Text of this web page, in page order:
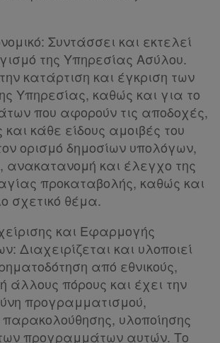
34
Β΄ [-]
36 [-]
37 [-]
Συντάσσει και εκτελεί
της Υπηρεσίας Ασύλου.
κατάρτιση και έγκριση των
Υπηρεσίας, καθώς και για το
που αφορούν τις αποδοχές,
κάθε είδους αμοιβές του
ορισμό δημοσίων υπολόγων,
ανακατανομή και έλεγχο της
προκαταβολής, καθώς και
σχετικό θέμα.
και Εφαρμογής
Διαχειρίζεται και υλοποιεί
από εθνικούς,
άλλους πόρους και έχει την
προγραμματισμού,
υλοποίησης
προγραμμάτων αυτών. Το